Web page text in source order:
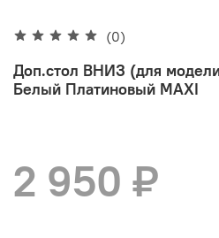
(0)
Доп.стол ВНИЗ (для
Белый Платиновый MAXI
2 950 ₽